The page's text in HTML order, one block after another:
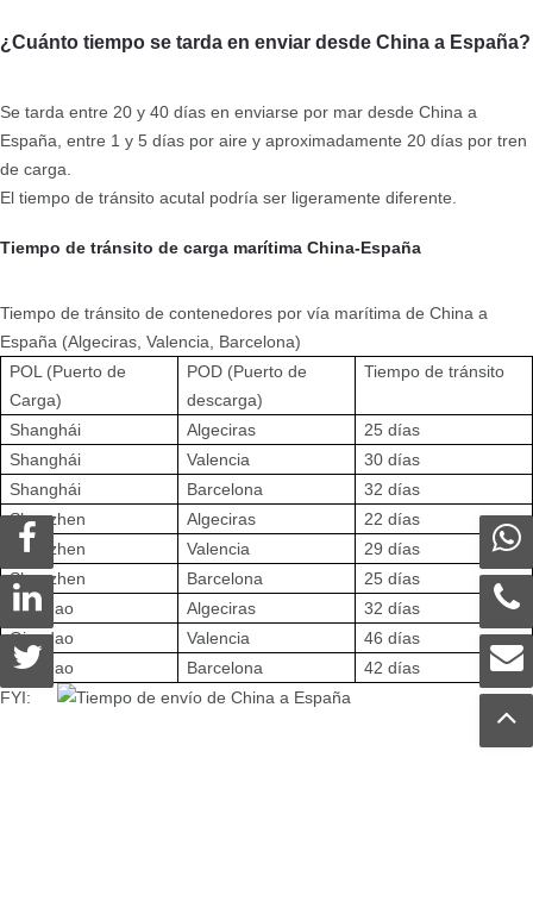
¿Cuánto tiempo se tarda en enviar desde China a España?
Se tarda entre 20 y 40 días en enviarse por mar desde China a
España, entre 1 y 5 días por aire y aproximadamente 20 días por tren
de carga.
El tiempo de tránsito acutal podría ser ligeramente diferente.
Tiempo de tránsito de carga marítima China-España
Tiempo de tránsito de contenedores por vía marítima de China a
España (Algeciras, Valencia, Barcelona)
POL (Puerto de
Carga)
POD (Puerto de
descarga)
Tiempo de tránsito
Shanghái Algeciras
25 días
Shanghái
Valencia
30 días
Shanghái
Barcelona
32 días
Shenzhen
Algeciras
22 días
Shenzhen
Valencia
29 días
Shenzhen
Barcelona
25 días
Qingdao
Algeciras
32 días
Qingdao
Valencia
46 días
Qingdao
Barcelona
42 días
FYI: